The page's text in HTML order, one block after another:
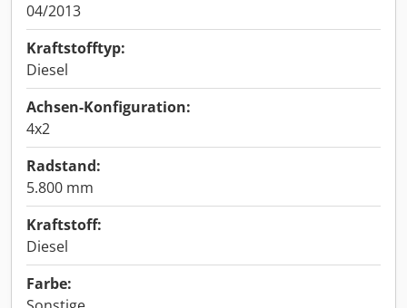
04/2013
Kraftstofftyp:
Diesel
Achsen-Konfiguration:
4x2
Radstand:
5.800 mm
Kraftstoff:
Diesel
Farbe: